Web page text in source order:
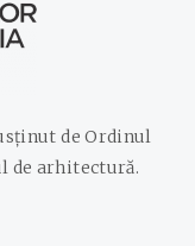
de Ordinul
de arhitectură.